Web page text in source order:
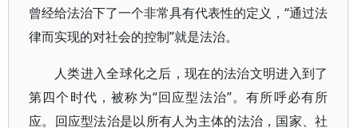
曾经给法治下了一个非常具有代表性的定义，“通过法
律而实现的对社会的控制”就是法治。
人类进入全球化之后，现在的法治文明进入到了
第四个时代，被称为“回应型法治”。有所呼必有所
应。回应型法治是以所有人为主体的法治，国家、社